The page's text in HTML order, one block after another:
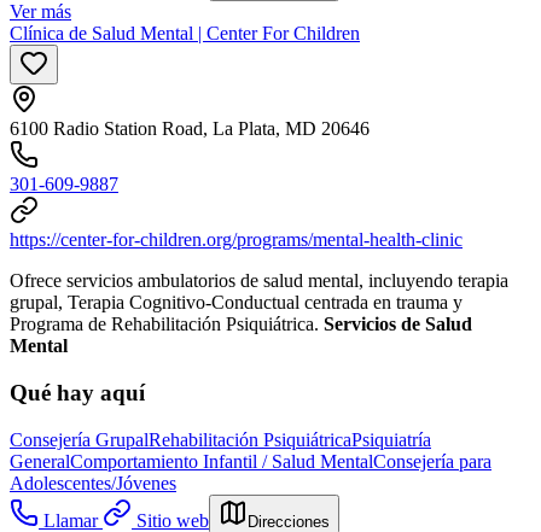
Ver más
Clínica de Salud Mental | Center For Children
6100 Radio Station Road, La Plata, MD 20646
301-609-9887
https://center-for-children.org/programs/mental-health-clinic
Ofrece servicios ambulatorios de salud mental, incluyendo terapia
grupal, Terapia Cognitivo-Conductual centrada en trauma y
Programa de Rehabilitación Psiquiátrica. Servicios de Salud
Mental
Qué hay aquí
Consejería GrupalRehabilitación PsiquiátricaPsiquiatría
GeneralComportamiento Infantil / Salud MentalConsejería para
Adolescentes/Jóvenes
Llamar
Sitio web Direcciones